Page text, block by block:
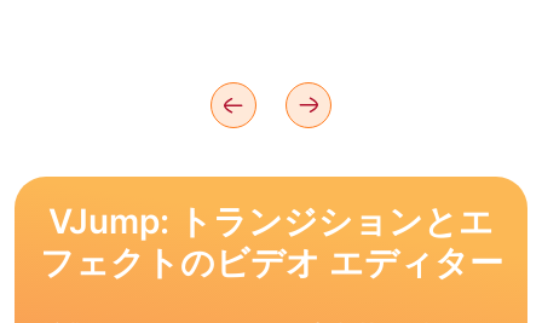
VJump: トランジションとエ
フェクトのビデオ エディター